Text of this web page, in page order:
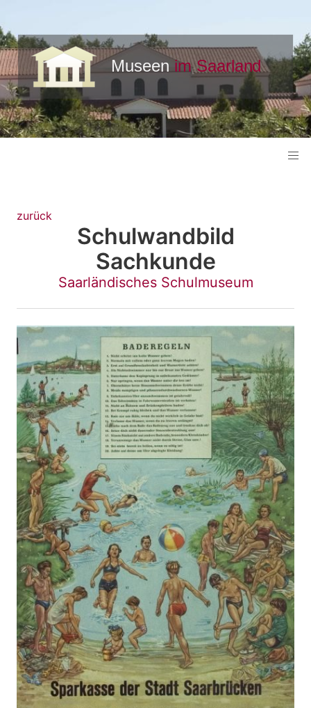
zurück
Schulwandbild
Sachkunde
Saarländisches Schulmuseum